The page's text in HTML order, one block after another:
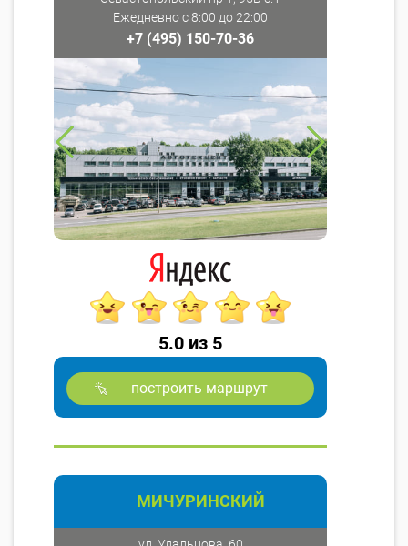
Ежедневно с 8:00 до 22:00
+7 (495) 150-70-36
5.0 из 5
построить маршрут
МИЧУРИНСКИЙ